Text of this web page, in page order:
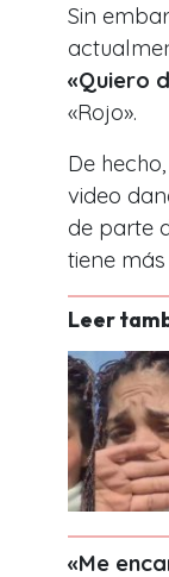
Sin
«Quiero
«Rojo».
De
video
de parte
tiene
Leer
«Me